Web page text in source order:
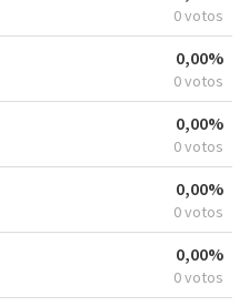
0 votos
0,00%
0 votos
0,00%
0 votos
0,00%
0 votos
0,00%
0 votos